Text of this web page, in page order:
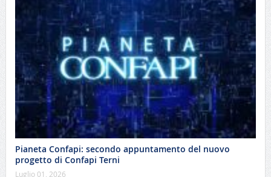
Pianeta Confapi: secondo appuntamento del nuovo
progetto di Confapi Terni
Luglio 01, 2026